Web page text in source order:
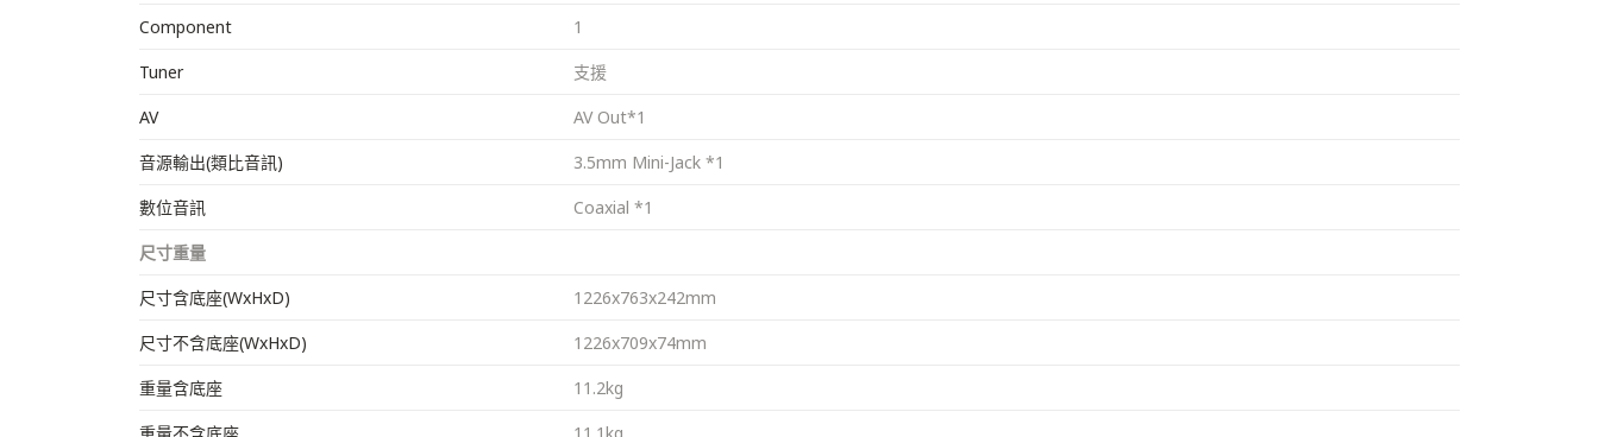
Component
1
Tuner
支援
AV
AV Out*1
音源輸出(類比音訊)
3.5mm Mini-Jack *1
數位音訊
Coaxial *1
尺寸重量
尺寸含底座(WxHxD)
1226x763x242mm
尺寸不含底座(WxHxD)
1226x709x74mm
重量含底座
11.2kg
重量不含底座